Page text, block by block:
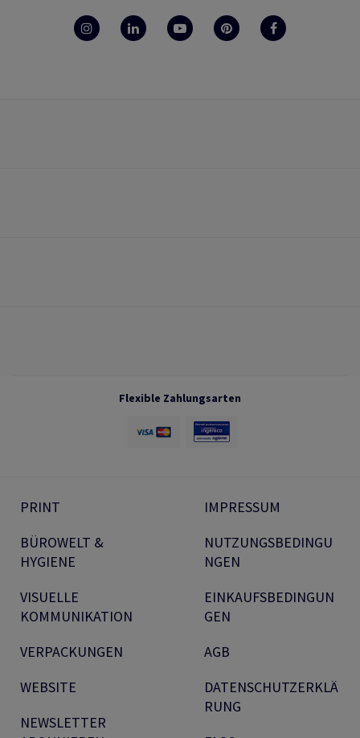
Flexible Zahlungsarten
PRINT
BÜROWELT &
HYGIENE
VISUELLE
KOMMUNIKATION
VERPACKUNGEN
WEBSITE
NEWSLETTER
IMPRESSUM
NUTZUNGSBEDINGU
NGEN
EINKAUFSBEDINGUN
GEN
AGB
DATENSCHUTZERKLÄ
RUNG